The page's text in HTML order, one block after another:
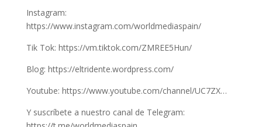
Instagram:
https://www.instagram.com/worldmediaspain/
Tik Tok: https://vm.tiktok.com/ZMREE5Hun/
Blog: https://eltridente.wordpress.com/
Youtube: https://www.youtube.com/channel/UC7ZX…
Y suscríbete a nuestro canal de Telegram: